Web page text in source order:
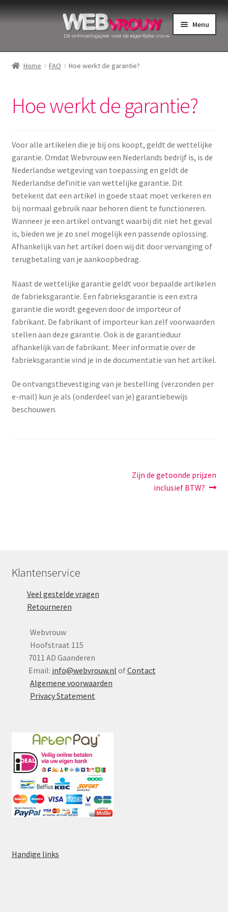
Ga
Ga
Menu
Home
Intiemverzorging
Menstruatiecups
Menstruatieondergoed
Menstruatiepijn
Menstruatiesponsjes
Tampons
Stimulatie, vibrators
Verzorgingsproducten
Wasbare zoogcompressen
Home FAQ Hoe werkt de garantie?
Hoe werkt de garantie?
Voor alle artikelen die je bij ons koopt, geldt de wettelijke
garantie. Omdat Webvrouw een Nederlands bedrijf is, is de
Nederlandse wetgeving van toepassing en geldt de
Nederlandse definitie van wettelijke garantie. Dit
betekent dat een artikel in goede staat moet verkeren en
bij normaal gebruik naar behoren dient te functioneren.
Wanneer je een artikel ontvangt waarbij dit niet het geval
is, bieden we je zo snel mogelijk een passende oplossing.
Afhankelijk van het artikel doen wij dit door vervanging of
terugbetaling van je aankoopbedrag.
Naast de wettelijke garantie geldt voor bepaalde artikelen
de fabrieksgarantie. Een fabrieksgarantie is een extra
garantie die wordt gegeven door de importeur of
fabrikant. De fabrikant of importeur kan zelf voorwaarden
stellen aan deze garantie. Ook is de garantieduur
afhankelijk van de fabrikant. Meer informatie over de
fabrieksgarantie vind je in de documentatie van het artikel.
De ontvangstbevestiging van je bestelling (verzonden per
e-mail) kun je als (onderdeel van je) garantiebewijs
beschouwen.
Volgend
bericht:
Zijn de getoonde prijzen
inclusief BTW?
Klantenservice
Veel gestelde vragen
Retourneren
Webvrouw
Hoofstraat 115
7011 AD Gaanderen
Email: info@webvrouw.nl ofContact
Algemene voorwaarden
Privacy Statement
Handige links